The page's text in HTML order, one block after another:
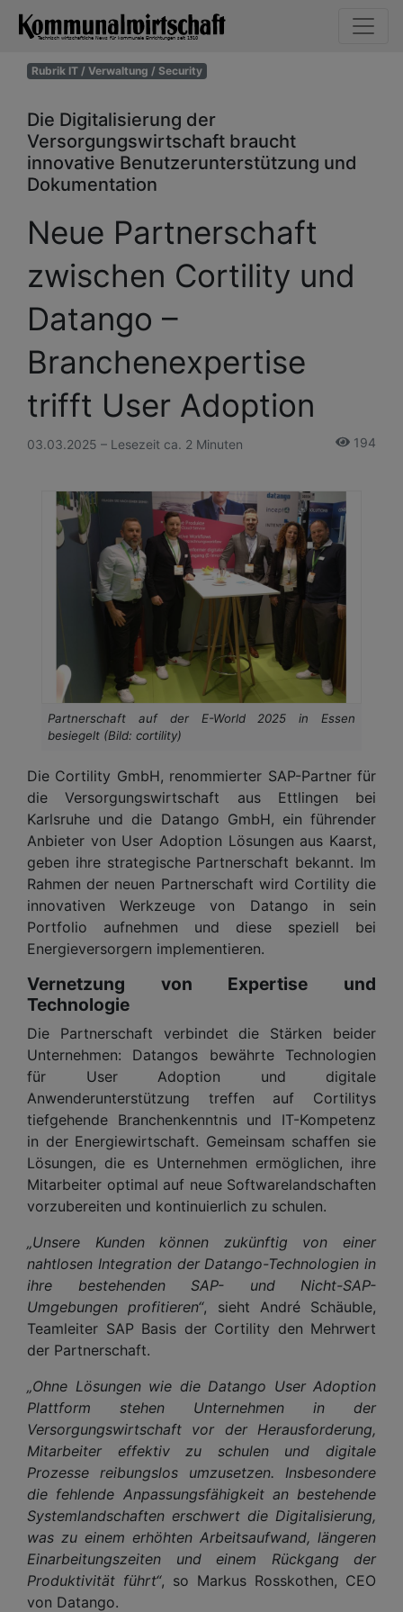
Rubrik IT / Verwaltung / Security
Die Digitalisierung der
Versorgungswirtschaft braucht
innovative Benutzerunterstützung und
Dokumentation
Neue Partnerschaft
zwischen Cortility und
Datango –
Branchenexpertise
trifft User Adoption
03.03.2025 – Lesezeit ca. 2 Minuten 194
Partnerschaft auf der E-World 2025 in Essen
besiegelt (Bild: cortility)
Die Cortility GmbH, renommierter SAP-Partner für
die Versorgungswirtschaft aus Ettlingen bei
Karlsruhe und die Datango GmbH, ein führender
Anbieter von User Adoption Lösungen aus Kaarst,
geben ihre strategische Partnerschaft bekannt. Im
Rahmen der neuen Partnerschaft wird Cortility die
innovativen Werkzeuge von Datango in sein
Portfolio aufnehmen und diese speziell bei
Energieversorgern implementieren.
Vernetzung von Expertise und
Technologie
Die Partnerschaft verbindet die Stärken beider
Unternehmen: Datangos bewährte Technologien
für User Adoption und digitale
Anwenderunterstützung treffen auf Cortilitys
tiefgehende Branchenkenntnis und IT-Kompetenz
in der Energiewirtschaft. Gemeinsam schaffen sie
Lösungen, die es Unternehmen ermöglichen, ihre
Mitarbeiter optimal auf neue Softwarelandschaften
vorzubereiten und kontinuierlich zu schulen.
„Unsere Kunden können zukünftig von einer
nahtlosen Integration der Datango-Technologien in
ihre bestehenden SAP- und Nicht-SAP-
Umgebungen profitieren“, sieht André Schäuble,
Teamleiter SAP Basis der Cortility den Mehrwert
der Partnerschaft.
„Ohne Lösungen wie die Datango User Adoption
Plattform stehen Unternehmen in der
Versorgungswirtschaft vor der Herausforderung,
Mitarbeiter effektiv zu schulen und digitale
Prozesse reibungslos umzusetzen. Insbesondere
die fehlende Anpassungsfähigkeit an bestehende
Systemlandschaften erschwert die Digitalisierung,
was zu einem erhöhten Arbeitsaufwand, längeren
Einarbeitungszeiten und einem Rückgang der
Produktivität führt“, so Markus Rosskothen, CEO
von Datango.